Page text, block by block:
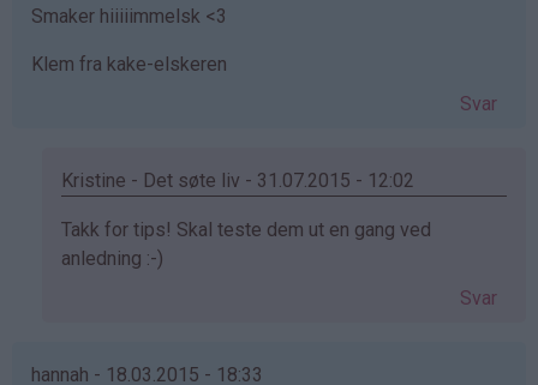
Smaker hiiiiimmelsk <3
Klem fra kake-elskeren
Svar
Kristine - Det søte liv - 31.07.2015 - 12:02
Som
svar
elsker
Takk for tips! Skal teste dem ut en gang ved
anledning :-)
Svar
hannah - 18.03.2015 - 18:33